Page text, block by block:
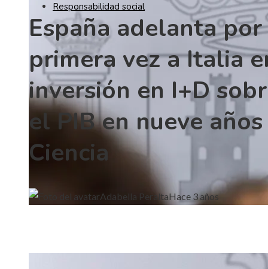
Responsabilidad social
España adelanta por
primera vez a Italia
inversión en I+D
el PIB en nueve
Ciencia
Adabella PeraltaHace 3 años